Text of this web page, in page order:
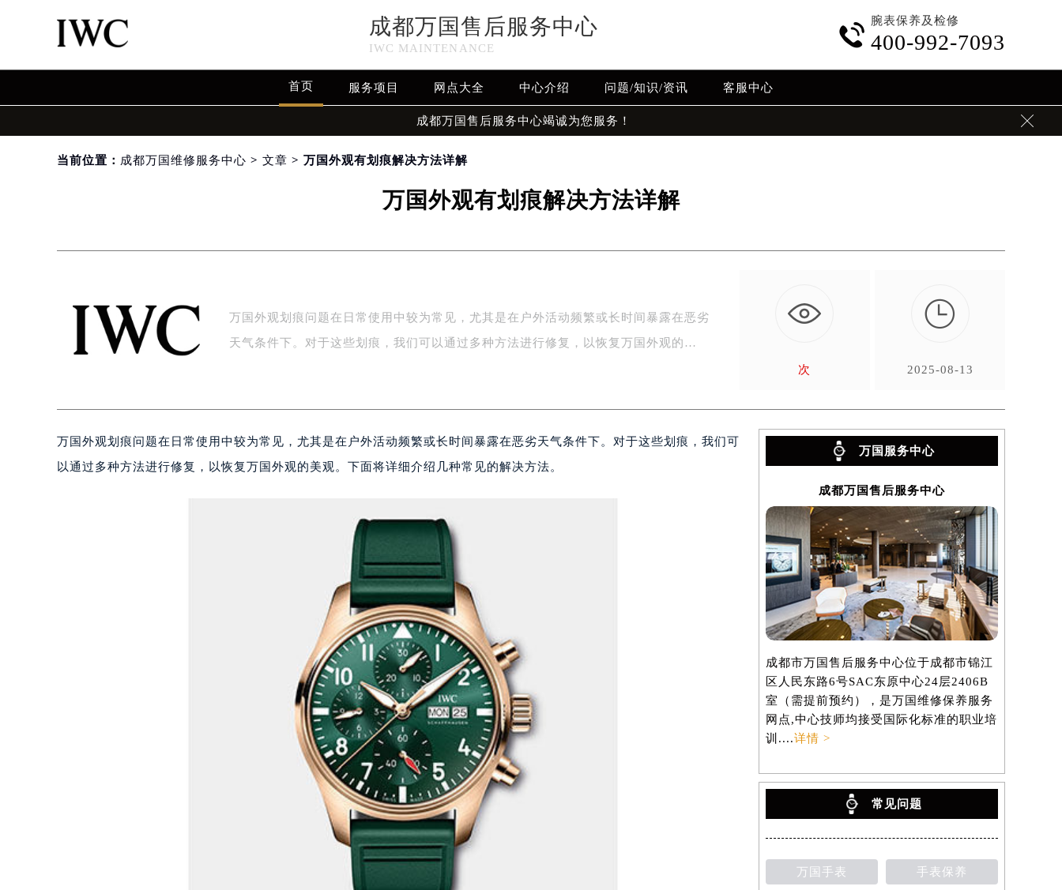
成都万国售后服务中心
IWC MAINTENANCE

腕表保养及检修
400-992-7093
首页 服务项目 网点大全 中心介绍 问题/知识/资讯 客服中心
成都万国售后服务中心竭诚为您服务！ 
当前位置： 成都万国维修服务中心 > 文章 > 万国外观有划痕解决方法详解
万国外观有划痕解决方法详解
万国外观划痕问题在日常使用中较为常见，尤其是在户外活动频繁或长时间暴露在恶劣
天气条件下。对于这些划痕，我们可以通过多种方法进行修复，以恢复万国外观的…
次

2025-08-13
万国外观划痕问题在日常使用中较为常见，尤其是在户外活动频繁或长时间暴露在恶劣天气条件下。对于这些划痕，我们可
以通过多种方法进行修复，以恢复万国外观的美观。下面将详细介绍几种常见的解决方法。
万国服务中心
成都万国售后服务中心
成都市万国售后服务中心位于成都市锦江
区人民东路6号SAC东原中心24层2406B
室（需提前预约），是万国维修保养服务
网点,中心技师均接受国际化标准的职业培
训....详情 >
常见问题
万国手表 手表保养